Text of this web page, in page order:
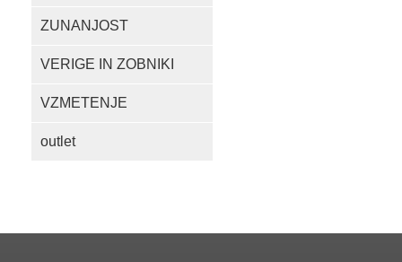
ZUNANJOST
VERIGE IN ZOBNIKI
VZMETENJE
outlet